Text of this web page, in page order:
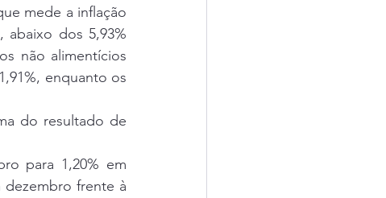
mede a inflação
abaixo dos 5,93%
não alimentícios
enquanto os
do resultado de
para 1,20% em
dezembro frente à